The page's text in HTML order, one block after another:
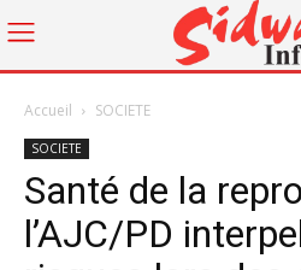
Accueil SOCIETE
SOCIETE
Santé de la
l’AJC/PD